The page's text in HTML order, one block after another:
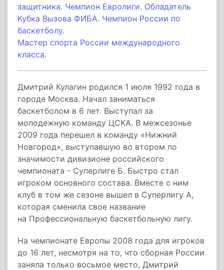
защитника. Чемпион Евролиги. Обладатель
Кубка Вызова ФИБА. Чемпион России по
баскетболу.
Мастер спорта России международного
класса.
Дмитрий Кулагин родился 1 июля 1992 года в
городе Москва. Начал заниматься
баскетболом в 6 лет. Выступал за
молодежную команду ЦСКА. В межсезонье
2009 года перешел в команду «Нижний
Новгород», выступавшую во втором по
значимости дивизионе российского
чемпионата - Суперлиге Б. Быстро стал
игроком основного состава. Вместе с ним
клуб в том же сезоне вышел в Суперлигу А,
которая сменила свое название
на Профессиональную баскетбольную лигу.
На чемпионате Европы 2008 года для игроков
до 16 лет, несмотря на то, что сборная России
заняла только восьмое место, Дмитрий